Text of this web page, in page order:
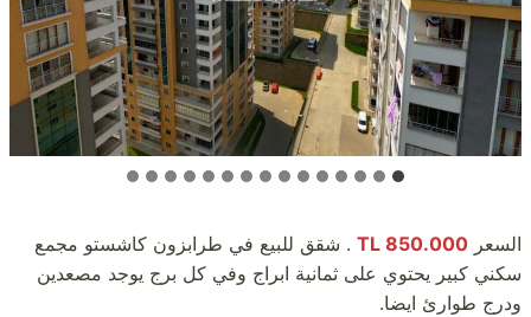
السعر 850.000 TL
. شقق للبيع في طرابزون كاشستو مجمع
سكني كبير يحتوي على ثمانية ابراج وفي كل برج يوجد مصعدين
ودرج طوارئ ايضا.